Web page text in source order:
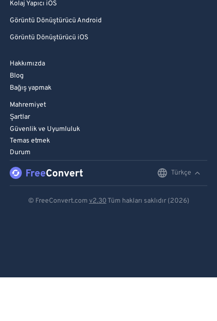
Kolaj Yapıcı iOS
Görüntü Dönüştürücü Android
Görüntü Dönüştürücü iOS
Hakkımızda
Blog
Bağış yapmak
Mahremiyet
Şartlar
Güvenlik ve Uyumluluk
Temas etmek
Durum
Türkçe
© FreeConvert.com v2.30 Tüm hakları saklıdır (2026)